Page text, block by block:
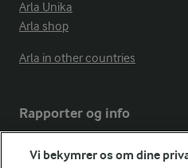
Arla Unika
Arla shop
Arla in other countries
Rapporter og info
Årsrapport
Vi bekymrer os om dine